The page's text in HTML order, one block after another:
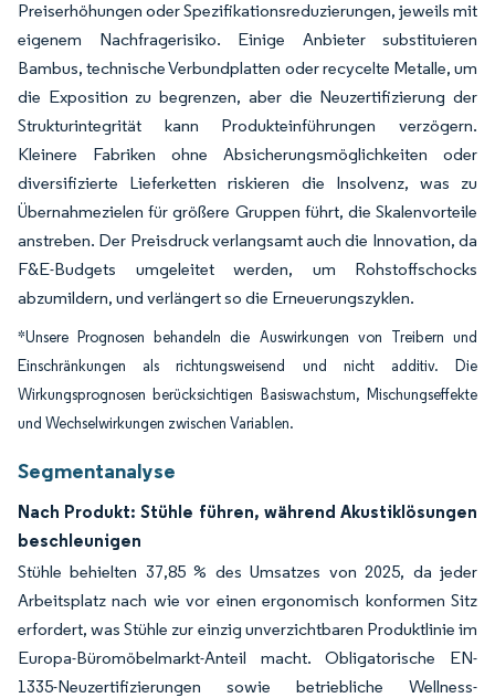
Preiserhöhungen oder Spezifikationsreduzierungen, jeweils mit
eigenem Nachfragerisiko. Einige Anbieter substituieren
Bambus, technische Verbundplatten oder recycelte Metalle, um
die Exposition zu begrenzen, aber die Neuzertifizierung der
Strukturintegrität kann Produkteinführungen verzögern.
Kleinere Fabriken ohne Absicherungsmöglichkeiten oder
diversifizierte Lieferketten riskieren die Insolvenz, was zu
Übernahmezielen für größere Gruppen führt, die Skalenvorteile
anstreben. Der Preisdruck verlangsamt auch die Innovation, da
F&E-Budgets umgeleitet werden, um Rohstoffschocks
abzumildern, und verlängert so die Erneuerungszyklen.
*Unsere Prognosen behandeln die Auswirkungen von Treibern und
Einschränkungen als richtungsweisend und nicht additiv. Die
Wirkungsprognosen berücksichtigen Basiswachstum, Mischungseffekte
und Wechselwirkungen zwischen Variablen.
Segmentanalyse
Nach Produkt: Stühle führen, während Akustiklösungen
beschleunigen
Stühle behielten 37,85 % des Umsatzes von 2025, da jeder
Arbeitsplatz nach wie vor einen ergonomisch konformen Sitz
erfordert, was Stühle zur einzig unverzichtbaren Produktlinie im
Europa-Büromöbelmarkt-Anteil macht. Obligatorische EN-
1335-Neuzertifizierungen sowie betriebliche Wellness-